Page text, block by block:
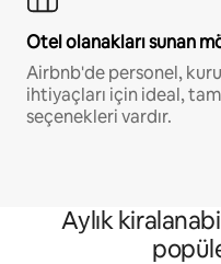
Otel olanakları sunan
Airbnb'de personel,
ihtiyaçları için ideal,
seçenekleri vardır.
Aylık